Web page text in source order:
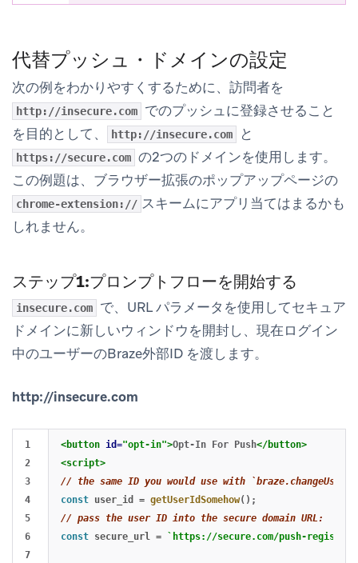
代替プッシュ・ドメインの設定
次の例をわかりやすくするために、訪問者を
http://insecure.com
でのプッシュに登録させること
を目的として、
http://insecure.com と
https://secure.com の2つのドメインを使用します。
この例題は、ブラウザー拡張のポップアップページの
chrome-extension:// スキームにアプリ当てはまるかも
しれません。
ステップ1:プロンプトフローを開始する
insecure.com
で、URL パラメータを使用してセキュア
ドメインに新しいウィンドウを開封し、現在ログイン
中のユーザーのBraze外部ID を渡します。
http://insecure.com
1
2
3
4
5
6
7
<button id="opt-in">Opt-In For Push</button>
<script>
// the same ID you would use with `braze.changeUser`:
const user_id = getUserIdSomehow();
// pass the user ID into the secure domain URL:
const secure_url = `https://secure.com/push-